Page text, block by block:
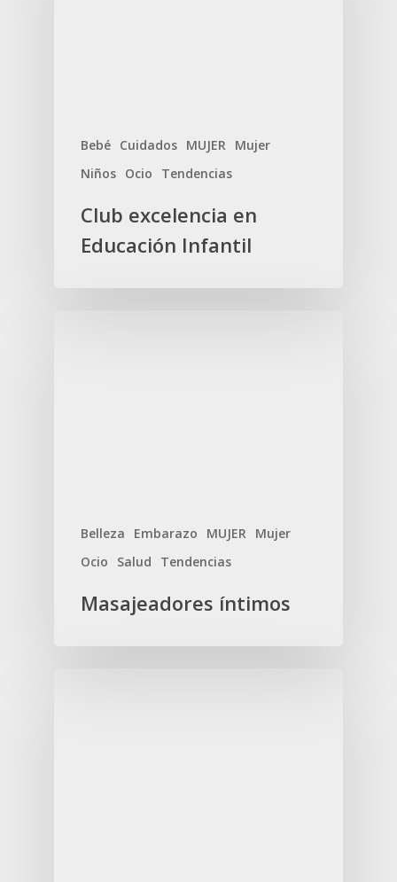
Bebé Cuidados MUJER Mujer
Niños Ocio Tendencias
Club excelencia en
Educación Infantil
Belleza Embarazo MUJER Mujer
Ocio
Salud Tendencias
Masajeadores íntimos